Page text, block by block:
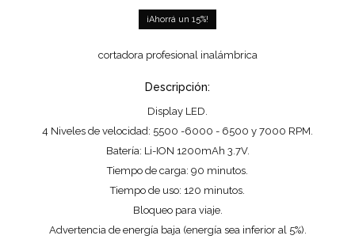
15
cortadora profesional inalámbrica
Descripción:
Display LED.
4 Niveles de velocidad: 5500 -6000 - 6500 y 7000 RPM.
Batería: Li-ION 1200mAh 3.7V.
Tiempo de carga: 90 minutos.
Tiempo de uso: 120 minutos.
Bloqueo para viaje.
Advertencia de energía baja (energía sea inferior al 5%).